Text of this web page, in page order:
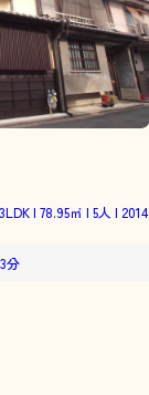
| 78.95㎡ | 5人 | 2014
分